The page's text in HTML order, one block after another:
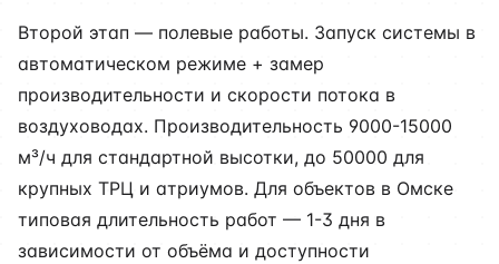
Второй этап — полевые работы. Запуск системы в
автоматическом режиме + замер
производительности и скорости потока в
воздуховодах. Производительность 9000-15000
м³/ч для стандартной высотки, до 50000 для
крупных ТРЦ и атриумов. Для объектов в Омске
типовая длительность работ — 1-3 дня в
зависимости от объёма и доступности